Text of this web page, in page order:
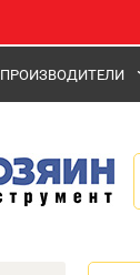
ПРОИЗВОДИТЕЛИ